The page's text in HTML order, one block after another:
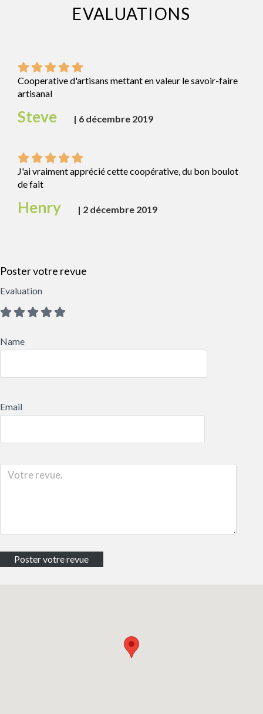
EVALUATIONS
Cooperative d'artisans mettant en valeur le savoir-faire
artisanal
Steve | 6 décembre 2019
J'ai vraiment apprécié cette coopérative, du bon boulot
de fait
Henry | 2 décembre 2019
Poster votre revue
Evaluation
Name
Email